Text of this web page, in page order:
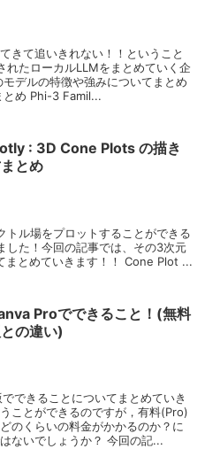
きて追いきれない！！ということ
れたローカルLLMをまとめていく企
デルの特徴や強みについてまとめ
とめ Phi-3 Famil...
: 3D Cone Plots の描き
とめ
ル場をプロットすることができる
た！今回の記事では、その3次元
まとめていきます！！ Cone Plot ...
Proでできること！(無料
の違い)
できることについてまとめていき
ことができるのですが，有料(Pro)
のくらいの料金がかかるのか？に
ないでしょうか？ 今回の記...